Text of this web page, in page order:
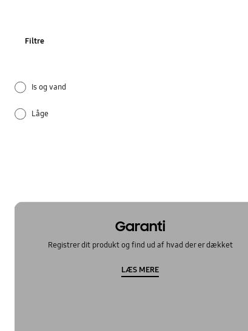
Filtre
Is og vand
Låge
Garanti
Registrer dit produkt og find ud af hvad der er dækket
LÆS MERE